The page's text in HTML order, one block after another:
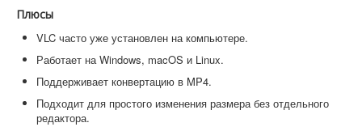
Плюсы
VLC часто уже установлен на компьютере.
Работает на Windows, macOS и Linux.
Поддерживает конвертацию в MP4.
Подходит для простого изменения размера без отдельного
редактора.